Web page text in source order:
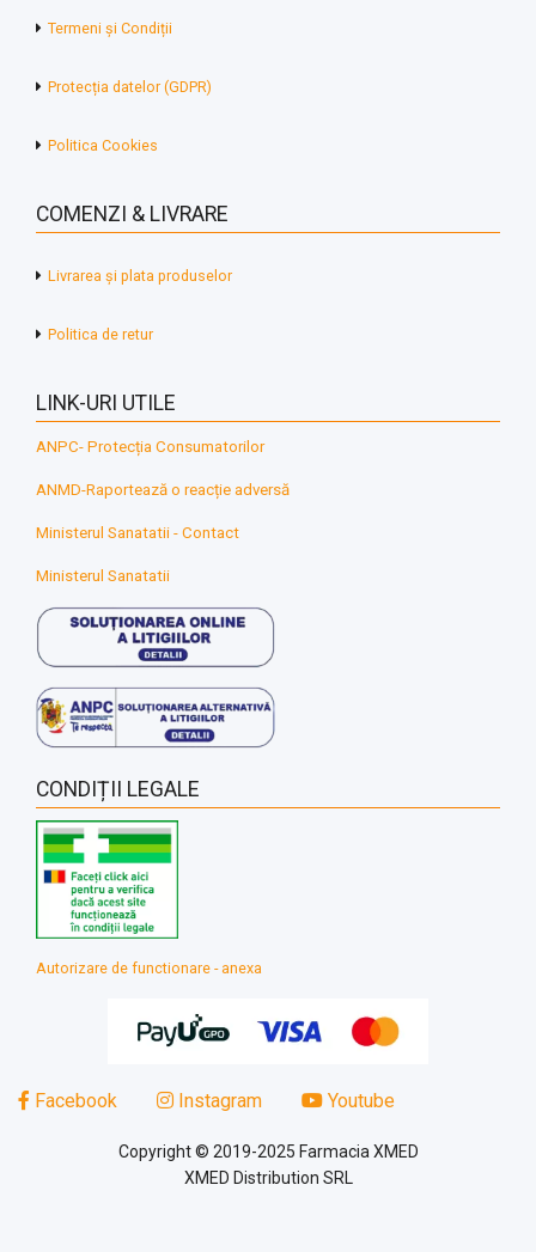
Termeni și Condiții
Protecția datelor (GDPR)
Politica Cookies
COMENZI & LIVRARE
Livrarea și plata produselor
Politica de retur
LINK-URI UTILE
ANPC- Protecția Consumatorilor
ANMD-Raportează o reacție adversă
Ministerul Sanatatii - Contact
Ministerul Sanatatii
CONDIȚII LEGALE
Autorizare de functionare - anexa
Facebook Instagram Youtube
Copyright © 2019-2025 Farmacia XMED
XMED Distribution SRL